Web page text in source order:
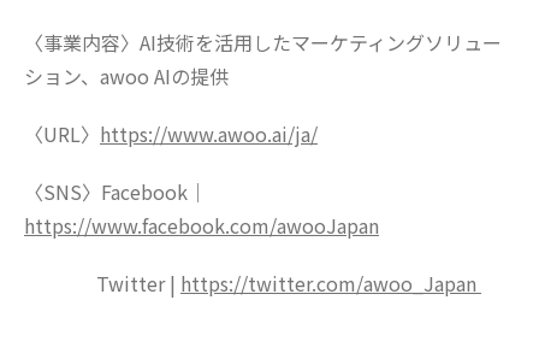
〈事業内容〉AI技術を活用したマーケティングソリュー
ション、awoo AIの提供
〈URL〉 https://www.awoo.ai/ja/
〈SNS〉Facebook｜
https://www.facebook.com/awooJapan
Twitter | https://twitter.com/awoo_Japan